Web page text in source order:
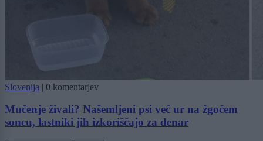
Slovenija | 0 komentarjev
Mučenje živali? Našemljeni psi več ur na žgočem
soncu, lastniki jih izkoriščajo za denar